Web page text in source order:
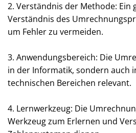
2. Verständnis der Methode: Ein
Verständnis des
um Fehler zu vermeiden.
3. Anwendungsbereich: Die
in der Informatik, sondern auch
technischen Bereichen relevant.
4. Lernwerkzeug: Die
Werkzeug zum Erlernen und